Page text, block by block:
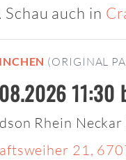
auch in
(ORIGINAL
11:30
Rhein
21,